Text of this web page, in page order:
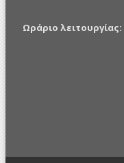
Ωράριο λειτουργίας: